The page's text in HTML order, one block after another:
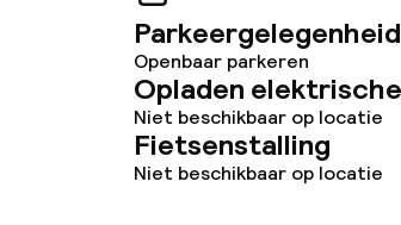
Parkeergelegenheid
Openbaar parkeren
Opladen
Niet beschikbaar op locatie
Fietsenstalling
Niet beschikbaar op locatie